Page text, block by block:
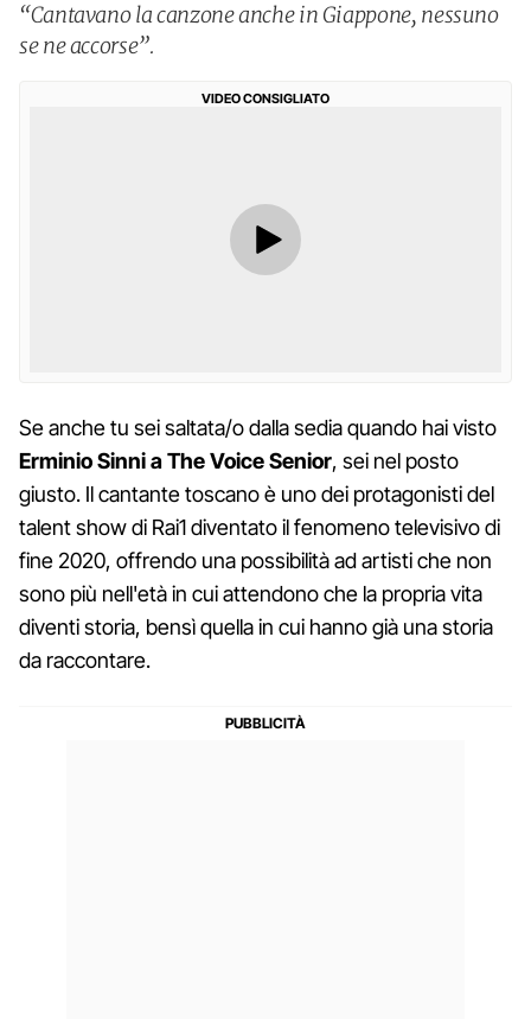
“Cantavano la canzone anche in Giappone, nessuno
se ne accorse”.
VIDEO CONSIGLIATO
Se anche tu sei saltata/o dalla sedia quando hai visto
Erminio Sinni a The Voice Senior, sei nel posto
giusto. Il cantante toscano è uno dei protagonisti del
talent show di Rai1 diventato il fenomeno televisivo di
fine 2020, offrendo una possibilità ad artisti che non
sono più nell'età in cui attendono che la propria vita
diventi storia, bensì quella in cui hanno già una storia
da raccontare.